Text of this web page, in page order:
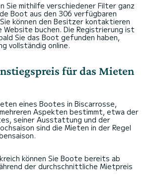
Sie mithilfe verschiedener Filter ganz
Boot aus den 306 verfügbaren
können den Besitzer kontaktieren
buchen. Die Registrierung ist
Sie das Boot gefunden haben,
vollständig online.
für das Mieten
eines Bootes in Biscarrosse,
Aspekten bestimmt, etwa der
seiner Ausstattung und der
sind die Mieten in der Regel
können Sie Boote bereits ab
der durchschnittliche Mietpreis